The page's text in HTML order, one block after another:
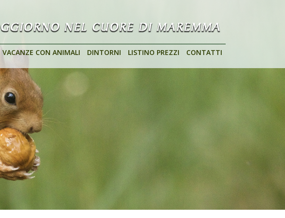
VACANZE CON ANIMALI DINTORNI LISTINO PREZZI CONTATTI